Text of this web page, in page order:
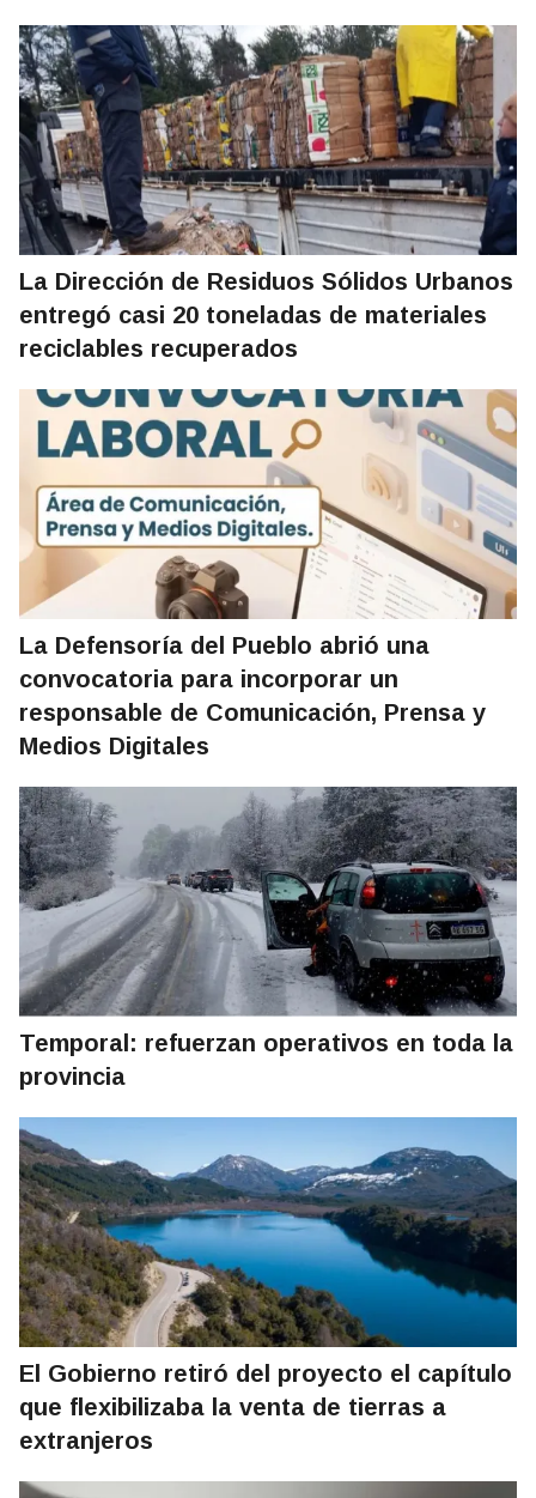
La Dirección de Residuos Sólidos Urbanos
entregó casi 20 toneladas de materiales
reciclables recuperados
La Defensoría del Pueblo abrió una
convocatoria para incorporar un
responsable de Comunicación, Prensa y
Medios Digitales
Temporal: refuerzan operativos en toda la
provincia
El Gobierno retiró del proyecto el capítulo
que flexibilizaba la venta de tierras a
extranjeros